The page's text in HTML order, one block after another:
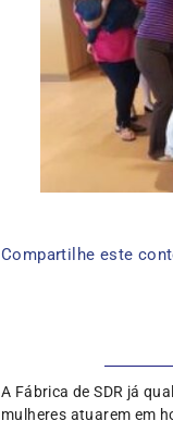
Compartilhe este
A Fábrica de SDR já
mulheres atuarem em